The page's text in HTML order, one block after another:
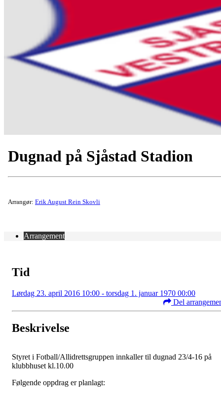
Dugnad på Sjåstad Stadion
Arrangør: Erik August Rein Skovli
Arrangement
Tid
Lørdag 23. april 2016 10:00 - torsdag 1. januar 1970 00:00
Del
Beskrivelse
Styret i Fotball/Allidrettsgruppen innkaller til dugnad 23/4-16 på
klubbhuset kl.10.00
Følgende oppdrag er planlagt: